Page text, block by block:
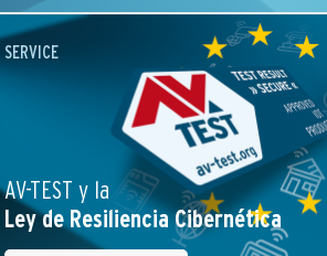
SERVICE
AV-TEST y la
Ley de Resiliencia Cibernética